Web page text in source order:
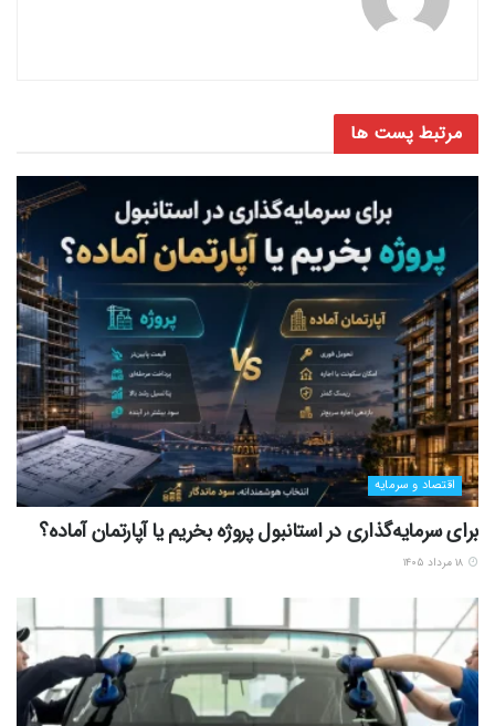
مرتبط پست ها
اقتصاد و سرمایه
برای سرمایه‌گذاری در استانبول پروژه بخریم یا آپارتمان آماده؟